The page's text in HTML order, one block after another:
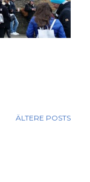
ÄLTERE POSTS